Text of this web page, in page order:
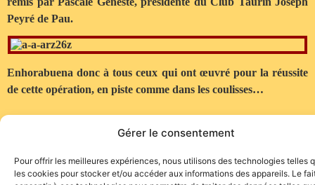
Gérer le consentement
Pour offrir les meilleures expériences, nous utilisons des technologies telles
les cookies pour stocker et/ou accéder aux informations des appareils. Le
Peyré de Pau.
Enhorabuena donc à tous ceux qui ont œuvré pour la réussite
de cette opération, en piste comme dans les coulisses…